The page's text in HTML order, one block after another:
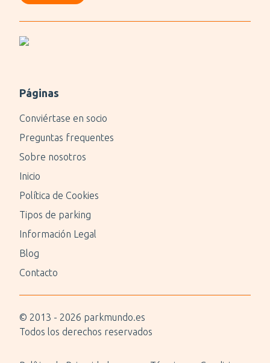
Páginas
Conviértase en socio
Preguntas frequentes
Sobre nosotros
Inicio
Política de Cookies
Tipos de parking
Información Legal
Blog
Contacto
© 2013 - 2026 parkmundo.es
Todos los derechos reservados